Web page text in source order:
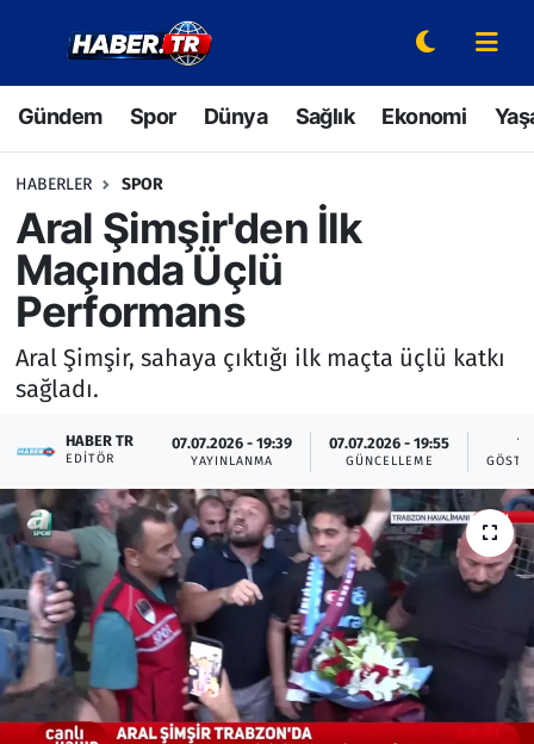
Gündem Spor Dünya Sağlık Ekonomi
HABERLER SPOR
Aral Şimşir'den İlk
Maçında Üçlü
Performans
Aral Şimşir, sahaya çıktığı ilk maçta üçlü katkı
sağladı.
HABER TR
EDITÖR
07.07.2026 - 19:39
YAYINLANMA
07.07.2026 - 19:55
GÜNCELLEME
7
Gündem
Spor
Dünya
Sağlık
Ekonomi
Yaşam
Hava Durumu
Bilim ve Teknoloji
Çevre & Doğa
Eğitim
Turizm
Hava Durumu
Trafik Durumu
Süper Lig Puan Durumu ve Fikstür
Tüm Manşetler
Son Dakika Haberleri
Haber Arşivi